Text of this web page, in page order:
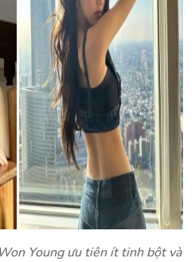
Young ưu tiên ít tinh bột và